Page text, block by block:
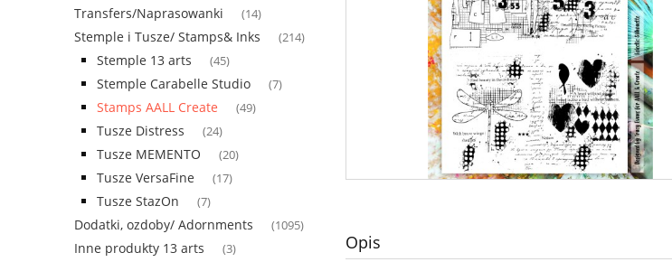
Transfers/Naprasowanki (14)
Stemple i Tusze/ Stamps& Inks (214)
Stemple 13 arts (45)
Stemple Carabelle Studio (7)
Stamps AALL Create (49)
Tusze Distress (24)
Tusze MEMENTO (20)
Tusze VersaFine (17)
Tusze StazOn (7)
Dodatki, ozdoby/ Adornments (1095)
Inne produkty 13 arts (3) Opis